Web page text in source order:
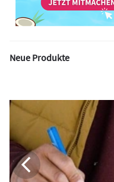
Neue Produkte